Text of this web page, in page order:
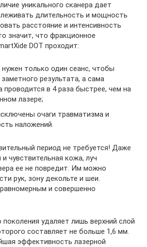
уникального сканера дает
длительность и мощность
расстояние и интенсивность
значит, что фракционное
DOT проходит:
только один сеанс, чтобы
результата, а сама
проводится в 4 раза быстрее, чем на
лазере;
очаги травматизма и
наложений.
период не требуется! Даже
чувствительная кожа, луч
ее не повредит. Им можно
рук, зону декольте и шеи.
и совершенно
поколения удаляет лишь верхний слой
составляет не больше 1,6 мм.
эффективность лазерной